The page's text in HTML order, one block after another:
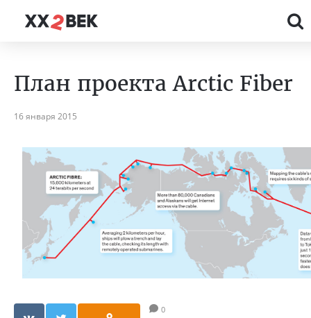
План проекта Arctic Fiber
16 января 2015
0